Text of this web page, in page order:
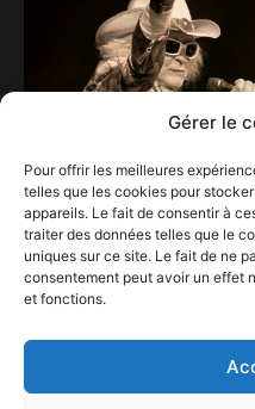
Gérer le
Pour offrir les meilleures
telles que les cookies pour
appareils. Le fait de consentir à
traiter des données telles que le
uniques sur ce site. Le fait de ne
consentement peut avoir un effet
et fonctions.
L’Amiral reste seul
14 juin 2025